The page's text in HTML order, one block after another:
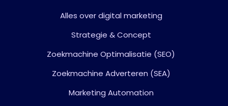
Alles over digital marketing
Strategie & Concept
Zoekmachine Optimalisatie (SEO)
Zoekmachine Adverteren (SEA)
Marketing Automation